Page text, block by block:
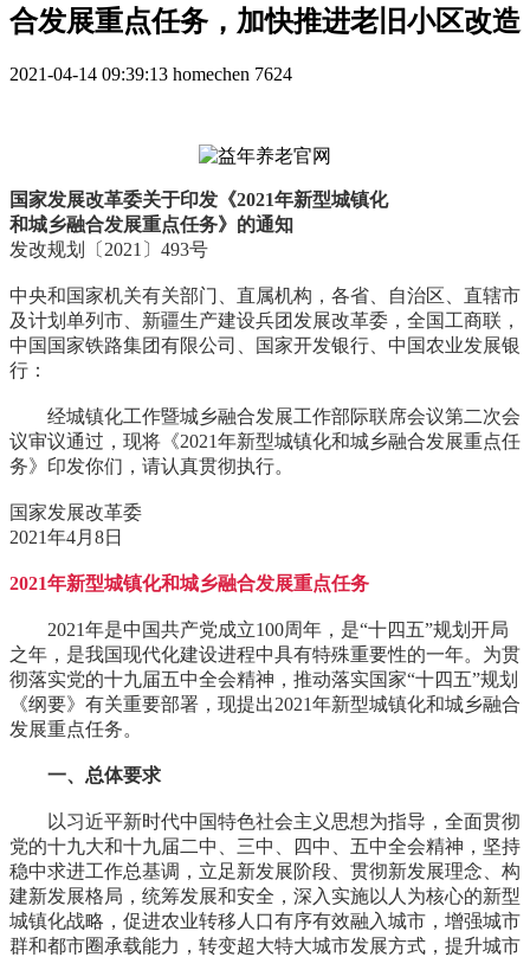
合发展重点任务，加快推进老旧小区改造
2021-04-14 09:39:13 homechen 7624
国家发展改革委关于印发《2021年新型城镇化
和城乡融合发展重点任务》的通知
发改规划〔2021〕493号
中央和国家机关有关部门、直属机构，各省、自治区、直辖市
及计划单列市、新疆生产建设兵团发展改革委，全国工商联，
中国国家铁路集团有限公司、国家开发银行、中国农业发展银
行：
经城镇化工作暨城乡融合发展工作部际联席会议第二次会
议审议通过，现将《2021年新型城镇化和城乡融合发展重点任
务》印发你们，请认真贯彻执行。
国家发展改革委
2021年4月8日
2021年新型城镇化和城乡融合发展重点任务
2021年是中国共产党成立100周年，是“十四五”规划开局
之年，是我国现代化建设进程中具有特殊重要性的一年。为贯
彻落实党的十九届五中全会精神，推动落实国家“十四五”规划
《纲要》有关重要部署，现提出2021年新型城镇化和城乡融合
发展重点任务。
一、总体要求
以习近平新时代中国特色社会主义思想为指导，全面贯彻
党的十九大和十九届二中、三中、四中、五中全会精神，坚持
稳中求进工作总基调，立足新发展阶段、贯彻新发展理念、构
建新发展格局，统筹发展和安全，深入实施以人为核心的新型
城镇化战略，促进农业转移人口有序有效融入城市，增强城市
群和都市圈承载能力，转变超大特大城市发展方式，提升城市